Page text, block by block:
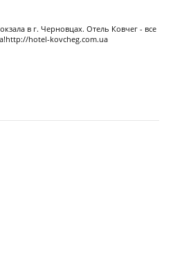
в г. Черновцах. Отель Ковчег - все
hotel-kovcheg.com.ua